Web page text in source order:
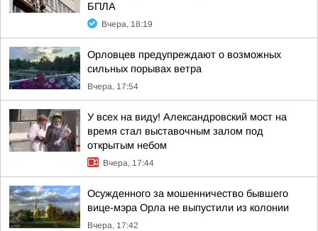
БПЛА
Вчера, 18:19
Орловцев предупреждают о возможных
сильных порывах ветра
Вчера, 17:54
У всех на виду! Александровский мост на
время стал выставочным залом под
открытым небом
Вчера, 17:44
Осужденного за мошенничество бывшего
вице-мэра Орла не выпустили из колонии
Вчера, 17:42